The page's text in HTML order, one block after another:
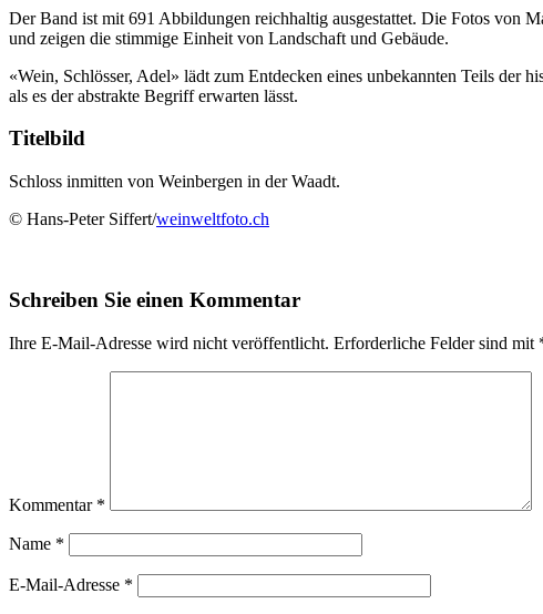
Der Band ist mit 691 Abbildungen reichhaltig ausgestattet. Die Fotos von
und zeigen die stimmige Einheit von Landschaft und Gebäude.
«Wein, Schlösser, Adel» lädt zum Entdecken eines unbekannten Teils der
als es der abstrakte Begriff erwarten lässt.
Titelbild
Schloss inmitten von Weinbergen in der Waadt.
© Hans-Peter Siffert/weinweltfoto.ch
Schreiben Sie einen Kommentar
Ihre E-Mail-Adresse wird nicht veröffentlicht. Erforderliche Felder sind mit
Kommentar *
Name *
E-Mail-Adresse *